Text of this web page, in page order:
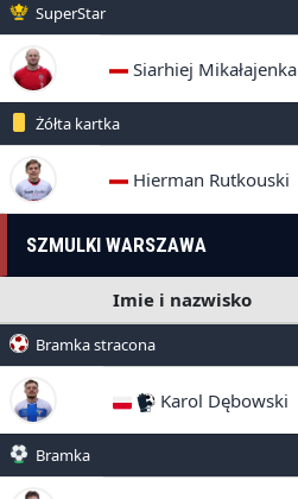
SuperStar
Siarhiej Mikałajenka
Żółta kartka
Hierman Rutkouski
SZMULKI WARSZAWA
Imie i nazwisko
Bramka stracona
Karol Dębowski
Bramka